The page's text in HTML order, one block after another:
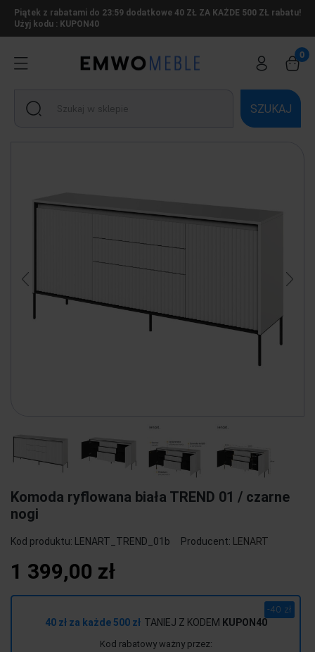
Piątek z rabatami do 23:59 dodatkowe 40 ZŁ ZA KAŻDE 500 ZŁ rabatu!
Użyj kodu : KUPON40
SZUKAJ
Komoda ryflowana biała TREND 01 / czarne
nogi
Kod produktu: LENART_TREND_01b Producent: LENART
1 399,00 zł
40 zł za każde 500 zł TANIEJ Z KODEM KUPON40
Kod rabatowy ważny przez:
-40 zł